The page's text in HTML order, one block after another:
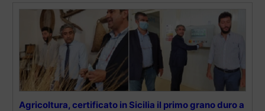
Agricoltura, certificato in Sicilia il primo grano duro a